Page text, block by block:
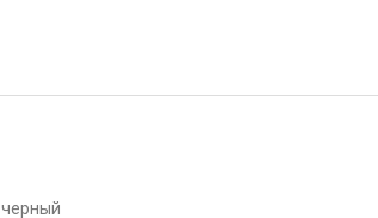
черный